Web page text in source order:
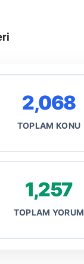
2,068
TOPLAM KONU
1,257
TOPLAM YORUM